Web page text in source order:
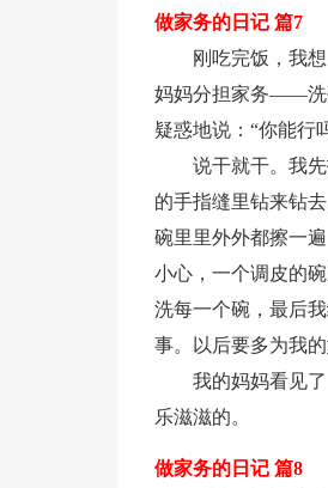
做家务的日记 篇7
刚吃完饭，我
妈妈分担家务——洗
疑惑地说：“你能行
说干就干。我
的手指缝里钻来钻
碗里里外外都擦一
小心，一个调皮的
洗每一个碗，最后
事。以后要多为我
我的妈妈看见
乐滋滋的。
做家务的日记 篇8